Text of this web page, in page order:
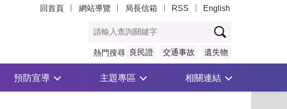
回首頁 網站導覽 局長信箱 RSS English
熱門搜尋 良民證 交通事故 遺失物
預防宣導 主題專區 相關連結